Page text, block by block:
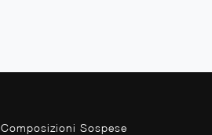
Composizioni Sospese